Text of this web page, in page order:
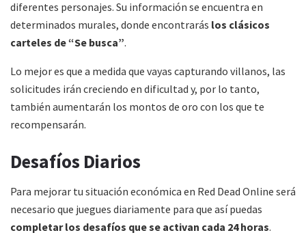
diferentes personajes. Su información se encuentra en
determinados murales, donde encontrarás los clásicos
carteles de “Se busca”.
Lo mejor es que a medida que vayas capturando villanos, las
solicitudes irán creciendo en dificultad y, por lo tanto,
también aumentarán los montos de oro con los que te
recompensarán.
Desafíos Diarios
Para mejorar tu situación económica en Red Dead Online será
necesario que juegues diariamente para que así puedas
completar los desafíos que se activan cada 24 horas.